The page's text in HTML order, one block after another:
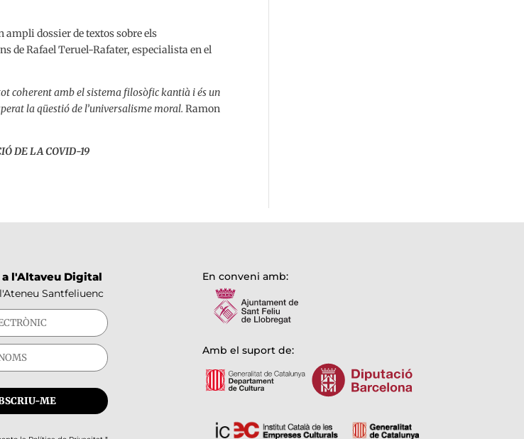
ampli dossier de textos sobre els
de Rafael Teruel-Rafater, especialista en el
coherent amb el sistema filosòfic kantià i és un
la qüestió de l’universalisme moral. Ramon
DE LA COVID-19
l'Altaveu Digital
Santfeliuenc
En conveni amb:
Amb el suport de: